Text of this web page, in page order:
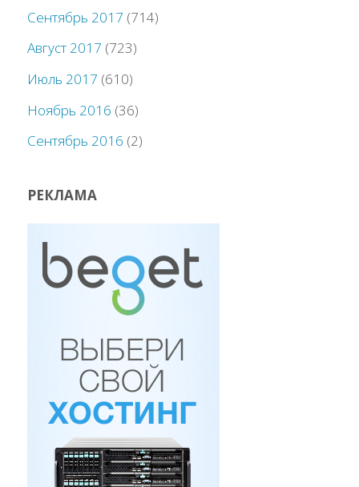
Сентябрь 2017 (714)
Август 2017 (723)
Июль 2017 (610)
Ноябрь 2016 (36)
Сентябрь 2016 (2)
РЕКЛАМА